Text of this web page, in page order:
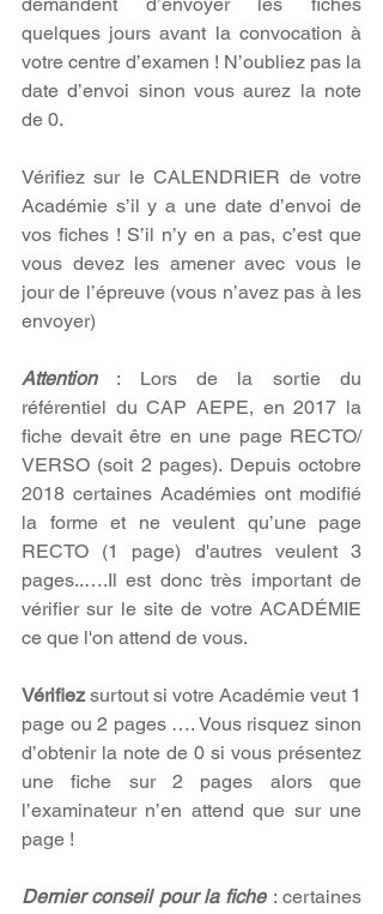
quelques jours avant la convocation à
votre centre d’examen ! N’oubliez pas la
date d’envoi sinon vous aurez la note
de 0.
Vérifiez sur le CALENDRIER de votre
Académie s’il y a une date d’envoi de
vos fiches ! S’il n’y en a pas, c’est que
vous devez les amener avec vous le
jour de l’épreuve (vous n’avez pas à les
envoyer)
Attention : Lors de la sortie du
référentiel du CAP AEPE, en 2017 la
fiche devait être en une page RECTO/
VERSO (soit 2 pages). Depuis octobre
2018 certaines Académies ont modifié
la forme et ne veulent qu’une page
RECTO (1 page) d'autres veulent 3
pages..….Il est donc très important de
vérifier sur le site de votre ACADÉMIE
ce que l'on attend de vous.
Vérifiez surtout si votre Académie veut 1
page ou 2 pages …. Vous risquez sinon
d’obtenir la note de 0 si vous présentez
une fiche sur 2 pages alors que
l’examinateur n’en attend que sur une
page !
Dernier conseil pour la fiche : certaines